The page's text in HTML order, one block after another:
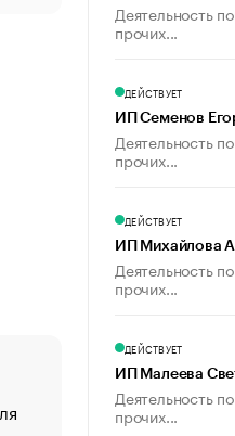
«От спорта тело
Деятельность
прочих...
ДЕЙСТВУЕТ
ИП Семенов
Деятельность
прочих...
ДЕЙСТВУЕТ
ИП Михайлова
Деятельность
прочих...
ДЕЙСТВУЕТ
ИП Малеева
Деятельность
прочих...